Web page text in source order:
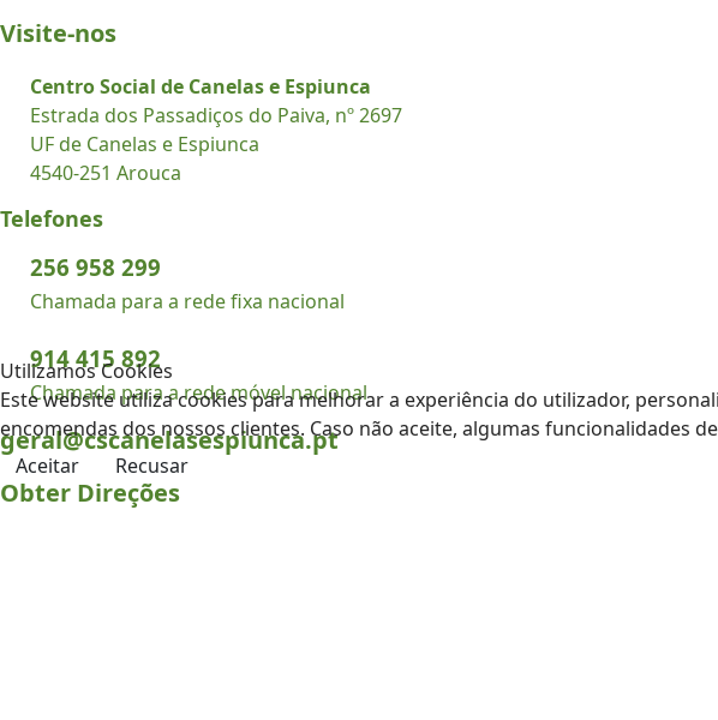
Visite-nos
Centro Social de Canelas e Espiunca
Estrada dos Passadiços do Paiva, nº 2697
UF de Canelas e Espiunca
4540-251 Arouca
Telefones
256 958 299
Chamada para a rede fixa nacional
914 415 892
Chamada para a rede móvel nacional
geral@cscanelasespiunca.pt
Obter Direções
Utilizamos Cookies
Este website utiliza cookies para melhorar a experiência do utilizador,
encomendas dos nossos clientes. Caso não aceite, algumas funcionalidades
Aceitar
Recusar